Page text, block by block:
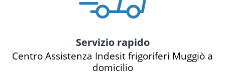
Servizio rapido
Centro Assistenza Indesit frigoriferi Muggiò a
domicilio